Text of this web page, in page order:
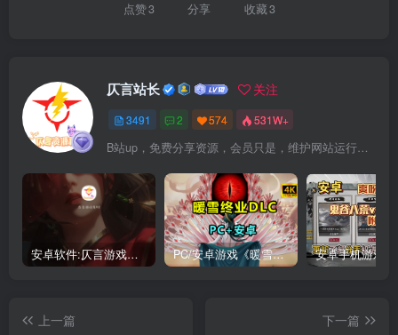
点赞3 分享 收藏3
仄言站长 关注
3491 2 574 531W+
B站up，免费分享资源，会员只是，维护网站运行，会员权利为可以支持本地下载，更多内容，敬请期待！
安卓软件:仄言游戏库4.0APP全新上架了！没有下的赶紧下载呀！ PC/安卓游戏《暖雪最新v3.1.0.1》终业DLC整合版！
上一篇
下一篇